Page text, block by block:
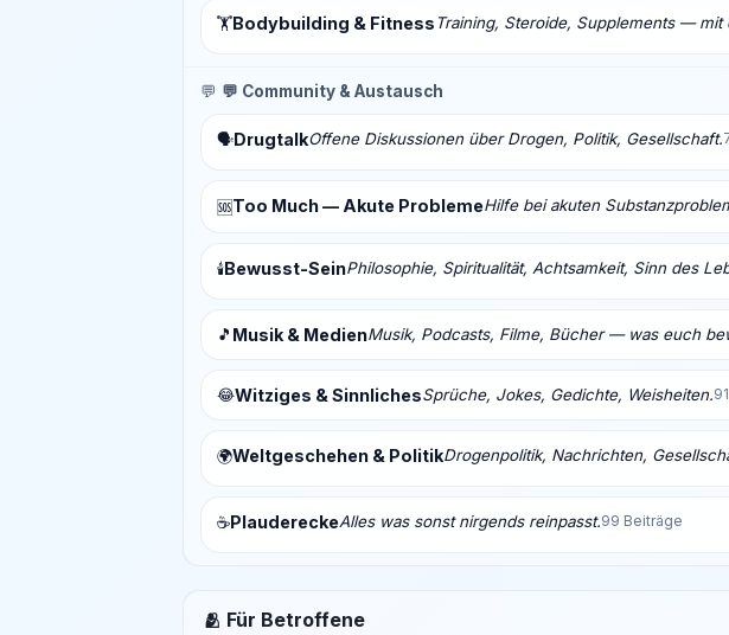
🏋️Bodybuilding & Fitness Training, Steroide, Supplements — mit
💬 💬 Community & Austausch
🗣️DrugtalkOffene Diskussionen über Drogen, Politik, Gesellschaft.
🆘Too Much — Akute ProblemeHilfe bei akuten
🕯️Bewusst-SeinPhilosophie, Spiritualität, Achtsamkeit, Sinn des
🎵 Musik & MedienMusik, Podcasts, Filme, Bücher — was euch
😂Witziges & SinnlichesSprüche, Jokes, Gedichte, Weisheiten.
🌍Weltgeschehen & PolitikDrogenpolitik, Nachrichten,
☕PlaudereckeAlles was sonst nirgends reinpasst.99 Beiträge
🫂 Für Betroffene